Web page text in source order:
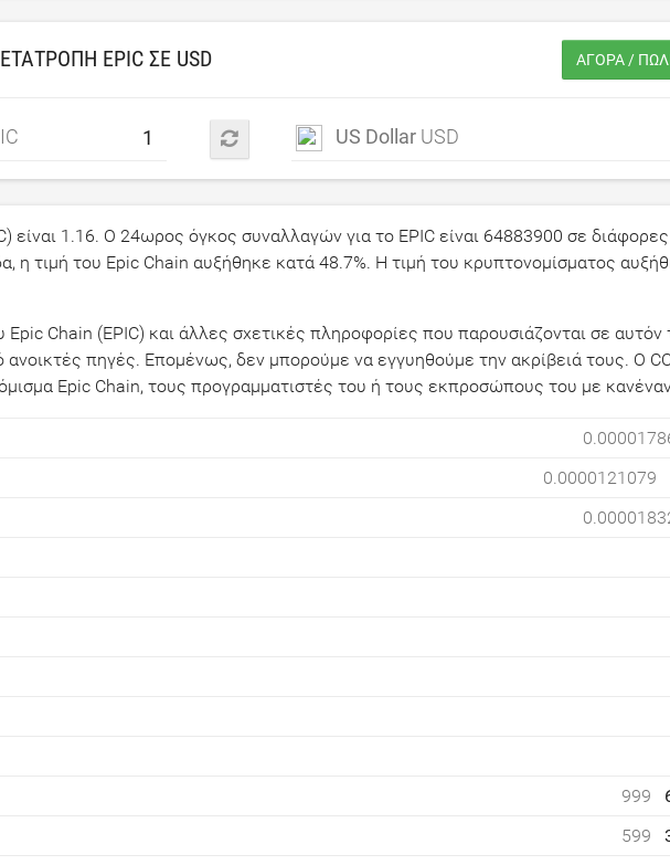
EPIC ΣΕ USD ΑΓΟΡΆ /
US Dollar USD
είναι 1.16. Ο 24ωρος όγκος συναλλαγών για το EPIC είναι 64883900 σε
η τιμή του Epic Chain αυξήθηκε κατά 48.7%. Η τιμή του κρυπτονομίσματος
Epic Chain (EPIC) και άλλες σχετικές πληροφορίες που παρουσιάζονται σε αυτόν
ανοικτές πηγές. Επομένως, δεν μπορούμε να εγγυηθούμε την ακρίβειά τους. Ο
Epic Chain, τους προγραμματιστές του ή τους εκπροσώπους του με
0.0000121079
999
599